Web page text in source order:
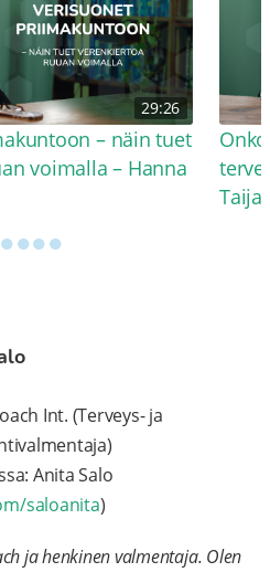
29:26
– näin tuet
voimalla – Hanna
Taija
●●●●
Int. (Terveys- ja
Anita Salo
saloanita)
ja henkinen valmentaja. Olen